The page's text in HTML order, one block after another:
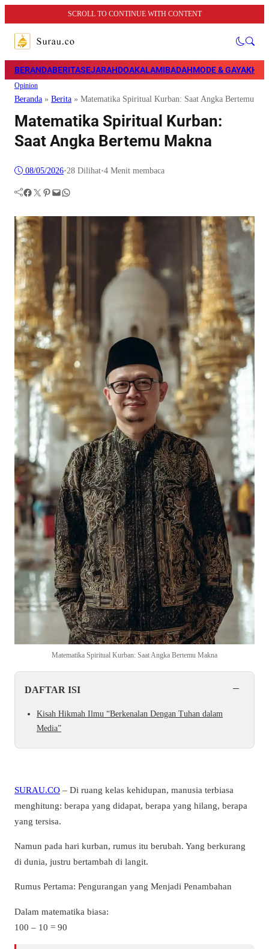
SCROLL TO CONTINUE WITH CONTENT
BERANDABERITASEJARAHDOAKALAMIBADAHMODE & GAYA
Opinion
Beranda » Berita » Matematika Spiritual Kurban: Saat Angka Bertemu
Matematika Spiritual Kurban:
Saat Angka Bertemu Makna
08/05/2026•28 Dilihat•4 Menit membaca
Facebook Twitter Pinterest Mail WhatsApp
Matematika Spiritual Kurban: Saat Angka Bertemu Makna
DAFTAR ISI −
Kisah Hikmah Ilmu “Berkenalan Dengan Tuhan dalam
Media”
SURAU.CO – Di ruang kelas kehidupan, manusia terbiasa
menghitung: berapa yang didapat, berapa yang hilang, berapa
yang tersisa.
Namun pada hari kurban, rumus itu berubah. Yang berkurang
di dunia, justru bertambah di langit.
Rumus Pertama: Pengurangan yang Menjadi Penambahan
Dalam matematika biasa:
100 – 10 = 90